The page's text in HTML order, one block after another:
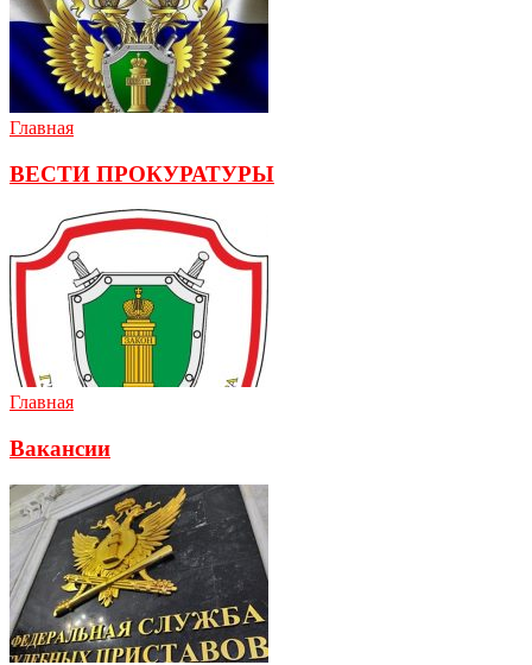
Главная
ВЕСТИ ПРОКУРАТУРЫ
Главная
Вакансии